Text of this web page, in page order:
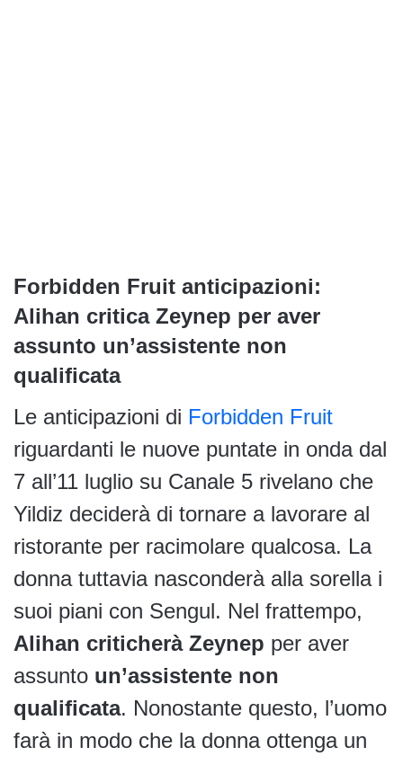
Forbidden Fruit anticipazioni:
Alihan critica Zeynep per aver
assunto un’assistente non
qualificata
Le anticipazioni di Forbidden Fruit
riguardanti le nuove puntate in onda dal
7 all’11 luglio su Canale 5 rivelano che
Yildiz deciderà di tornare a lavorare al
ristorante per racimolare qualcosa. La
donna tuttavia nasconderà alla sorella i
suoi piani con Sengul. Nel frattempo,
Alihan criticherà Zeynep per aver
assunto un’assistente non
qualificata. Nonostante questo, l’uomo
farà in modo che la donna ottenga un